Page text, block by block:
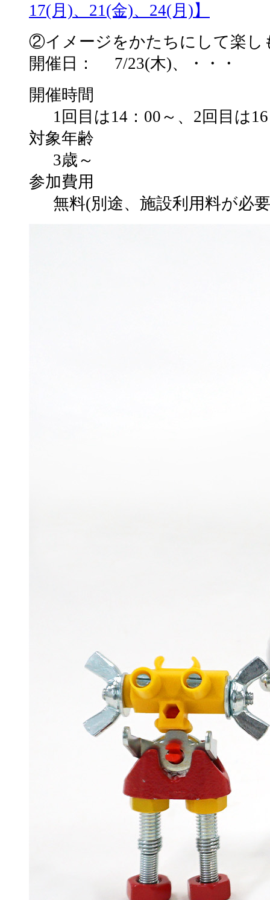
17(月)、21(金)、24(月)】
②イメージをかたちにして楽し
開催日： 7/23(木)、・・・
開催時間
1回目は14：00～、2回目は
対象年齢
3歳～
参加費用
無料(別途、施設利用料が必